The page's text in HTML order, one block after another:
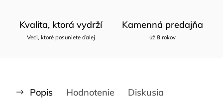
Kvalita, ktorá vydrží
Veci, ktoré posuniete ďalej
Kamenná predajňa
už 8 rokov
Popis Hodnotenie Diskusia